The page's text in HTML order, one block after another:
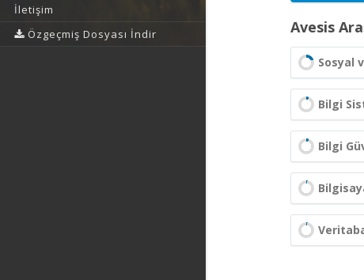
İletişim
Özgeçmiş Dosyası İndir
Avesis
Sosyal
Bilgi
Bilgi